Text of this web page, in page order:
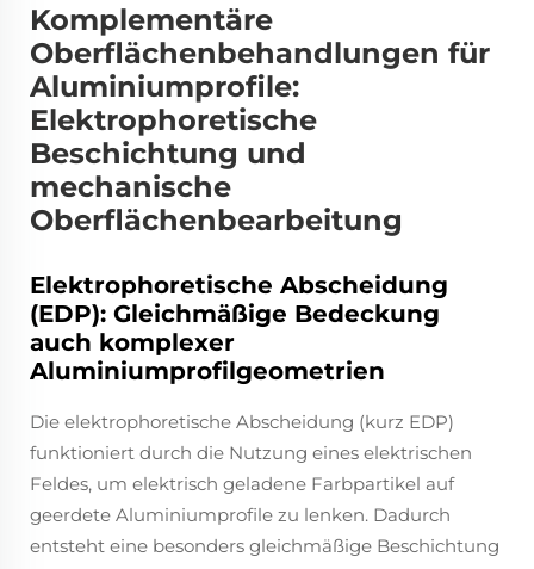
Komplementäre
Oberflächenbehandlungen für
Aluminiumprofile:
Elektrophoretische
Beschichtung und
mechanische
Oberflächenbearbeitung
Elektrophoretische Abscheidung
(EDP): Gleichmäßige Bedeckung
auch komplexer
Aluminiumprofilgeometrien
Die elektrophoretische Abscheidung (kurz EDP)
funktioniert durch die Nutzung eines elektrischen
Feldes, um elektrisch geladene Farbpartikel auf
geerdete Aluminiumprofile zu lenken. Dadurch
entsteht eine besonders gleichmäßige Beschichtung